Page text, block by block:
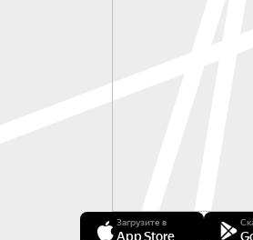
Загрузите в
App Store